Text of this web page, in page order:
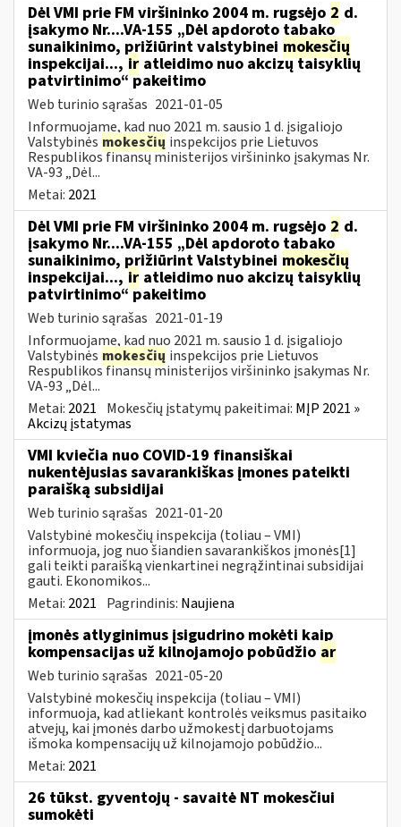
Dėl VMI prie FM viršininko 2004 m. rugsėjo 2 d.
įsakymo Nr....VA-155 „Dėl apdoroto tabako
sunaikinimo, prižiūrint valstybinei mokesčių
inspekcijai..., ir atleidimo nuo akcizų taisyklių
patvirtinimo“ pakeitimo
Web turinio sąrašas 2021-01-05
Informuojame, kad nuo 2021 m. sausio 1 d. įsigaliojo
Valstybinės mokesčių inspekcijos prie Lietuvos
Respublikos finansų ministerijos viršininko įsakymas Nr.
VA-93 „Dėl...
Metai: 2021
Dėl VMI prie FM viršininko 2004 m. rugsėjo 2 d.
įsakymo Nr....VA-155 „Dėl apdoroto tabako
sunaikinimo, prižiūrint Valstybinei mokesčių
inspekcijai..., ir atleidimo nuo akcizų taisyklių
patvirtinimo“ pakeitimo
Web turinio sąrašas 2021-01-19
Informuojame, kad nuo 2021 m. sausio 1 d. įsigaliojo
Valstybinės mokesčių inspekcijos prie Lietuvos
Respublikos finansų ministerijos viršininko įsakymas Nr.
VA-93 „Dėl...
Metai: 2021 Mokesčių įstatymų pakeitimai: MĮP 2021 »
Akcizų įstatymas
VMI kviečia nuo COVID-19 finansiškai
nukentėjusias savarankiškas įmones pateikti
paraišką subsidijai
Web turinio sąrašas 2021-01-20
Valstybinė mokesčių inspekcija (toliau – VMI)
informuoja, jog nuo šiandien savarankiškos įmonės[1]
gali teikti paraišką vienkartinei negrąžintinai subsidijai
gauti. Ekonomikos...
Metai: 2021 Pagrindinis: Naujiena
įmonės atlyginimus įsigudrino mokėti kaip
kompensacijas už kilnojamojo pobūdžio ar
Web turinio sąrašas 2021-05-20
Valstybinė mokesčių inspekcija (toliau – VMI)
informuoja, kad atliekant kontrolės veiksmus pasitaiko
atvejų, kai įmonės darbo užmokestį darbuotojams
išmoka kompensacijų už kilnojamojo pobūdžio...
Metai: 2021
26 tūkst. gyventojų - savaitė NT mokesčiui
sumokėti